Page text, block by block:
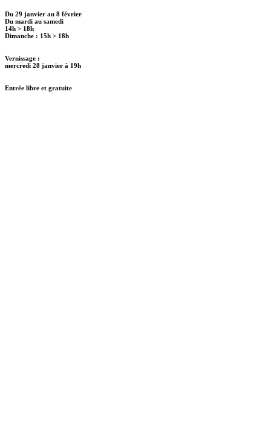
Du 29 janvier au 8 février
Du mardi au samedi
14h > 18h
Dimanche : 15h > 18h
Vernissage :
mercredi 28 janvier à 19h
Entrée libre et gratuite